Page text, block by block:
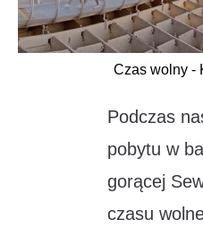
Czas wolny -
Podczas
pobytu w
gorącej
czasu